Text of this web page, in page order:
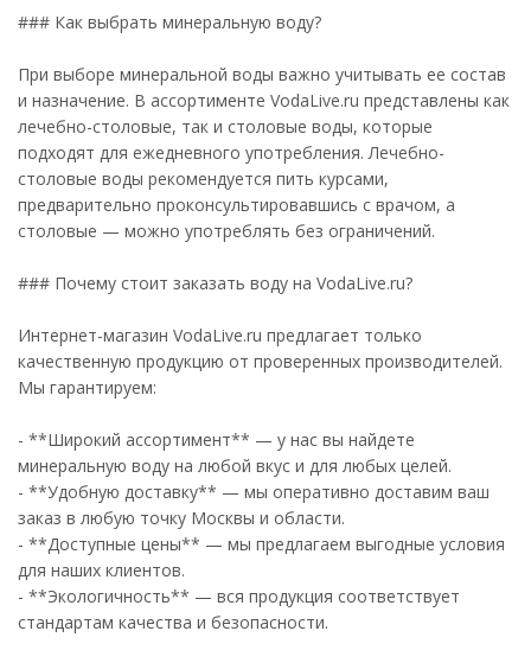
### Как выбрать минеральную воду?
При выборе минеральной воды важно учитывать ее состав
и назначение. В ассортименте VodaLive.ru представлены как
лечебно-столовые, так и столовые воды, которые
подходят для ежедневного употребления. Лечебно-
столовые воды рекомендуется пить курсами,
предварительно проконсультировавшись с врачом, а
столовые — можно употреблять без ограничений.
### Почему стоит заказать воду на VodaLive.ru?
Интернет-магазин VodaLive.ru предлагает только
качественную продукцию от проверенных производителей.
Мы гарантируем:
- **Широкий ассортимент** — у нас вы найдете
минеральную воду на любой вкус и для любых целей.
- **Удобную доставку** — мы оперативно доставим ваш
заказ в любую точку Москвы и области.
- **Доступные цены** — мы предлагаем выгодные условия
для наших клиентов.
- **Экологичность** — вся продукция соответствует
стандартам качества и безопасности.